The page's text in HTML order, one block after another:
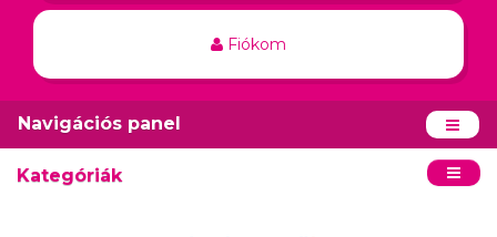
Fiókom
Navigációs panel
Kategóriák